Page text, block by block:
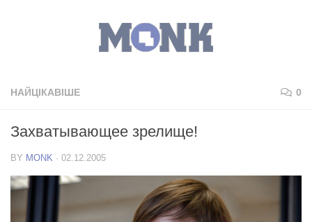
НАЙЦІКАВІШЕ 0
Захватывающее зрелище!
BY MONK · 02.12.2005